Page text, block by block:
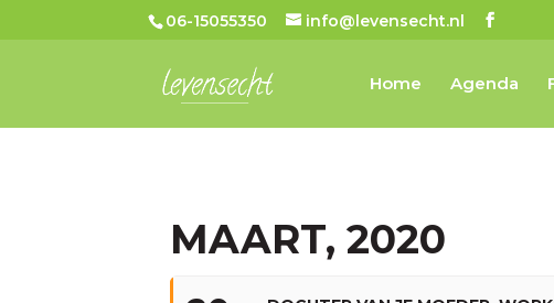
06-15055350 info@levensecht.nl
Home Agenda
MAART, 2020